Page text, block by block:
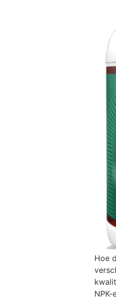
Hoe